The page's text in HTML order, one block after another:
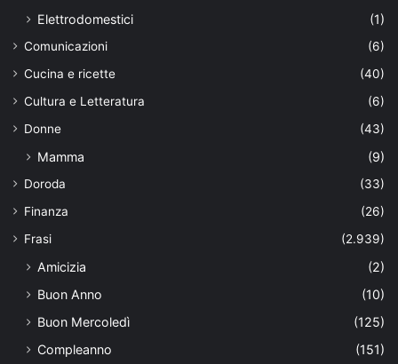
Elettrodomestici
(1)
Comunicazioni
(6)
Cucina e ricette
(40)
Cultura e Letteratura
(6)
Donne
(43)
Mamma (9)
Doroda
(33)
Finanza
(26)
Frasi
(2.939)
Amicizia
(2)
Buon Anno
(10)
Buon Mercoledì
(125)
Compleanno
(151)